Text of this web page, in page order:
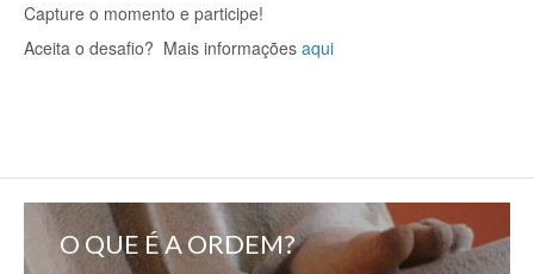
Capture o momento e participe!
Aceita o desafio? Mais informações aqui
O QUE É A ORDEM?